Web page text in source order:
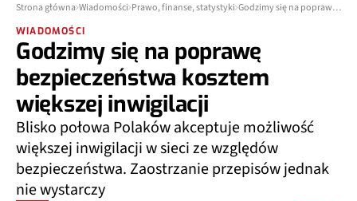
Strona główna Wiadomości Prawo, finanse, statystyki Godzimy się na poprawę bezpieczeństwa kosztem większej inwigilacji
WIADOMOŚCI
Godzimy się na poprawę
bezpieczeństwa kosztem
większej inwigilacji
Blisko połowa Polaków akceptuje możliwość
większej inwigilacji w sieci ze względów
bezpieczeństwa. Zaostrzanie przepisów jednak
nie wystarczy